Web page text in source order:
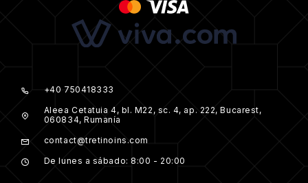
+40 750418333
Aleea Cetatuia 4, bl. M22, sc. 4, ap. 222, Bucarest,
060834, Rumanía
contact@tretinoins.com
De lunes a sábado: 8:00 - 20:00